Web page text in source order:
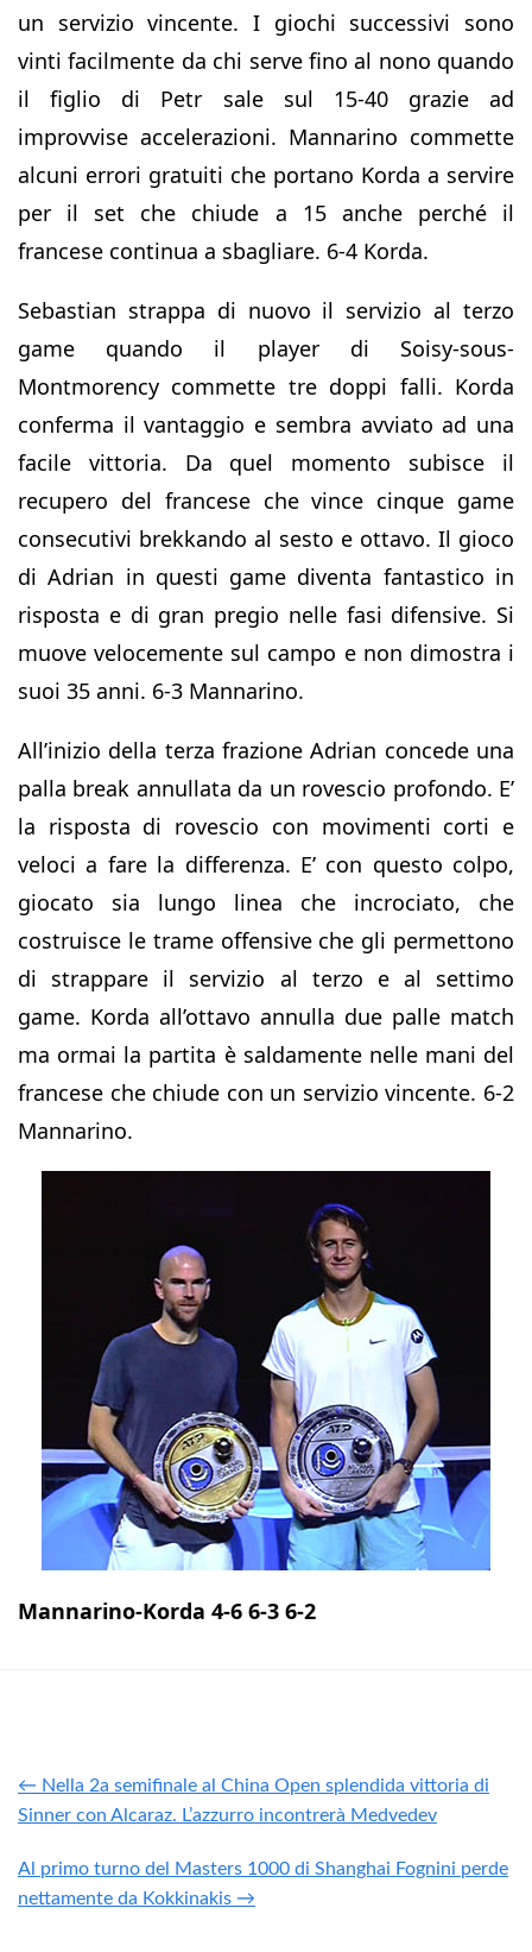
un servizio vincente. I giochi successivi sono
vinti facilmente da chi serve fino al nono quando
il figlio di Petr sale sul 15-40 grazie ad
improvvise accelerazioni. Mannarino commette
alcuni errori gratuiti che portano Korda a servire
per il set che chiude a 15 anche perché il
francese continua a sbagliare. 6-4 Korda.
Sebastian strappa di nuovo il servizio al terzo
game quando il player di Soisy-sous-
Montmorency commette tre doppi falli. Korda
conferma il vantaggio e sembra avviato ad una
facile vittoria. Da quel momento subisce il
recupero del francese che vince cinque game
consecutivi brekkando al sesto e ottavo. Il gioco
di Adrian in questi game diventa fantastico in
risposta e di gran pregio nelle fasi difensive. Si
muove velocemente sul campo e non dimostra i
suoi 35 anni. 6-3 Mannarino.
All’inizio della terza frazione Adrian concede una
palla break annullata da un rovescio profondo. E’
la risposta di rovescio con movimenti corti e
veloci a fare la differenza. E’ con questo colpo,
giocato sia lungo linea che incrociato, che
costruisce le trame offensive che gli permettono
di strappare il servizio al terzo e al settimo
game. Korda all’ottavo annulla due palle match
ma ormai la partita è saldamente nelle mani del
francese che chiude con un servizio vincente. 6-2
Mannarino.
Mannarino-Korda 4-6 6-3 6-2
← Nella 2a semifinale al China Open splendida vittoria di
Sinner con Alcaraz. L’azzurro incontrerà Medvedev
Al primo turno del Masters 1000 di Shanghai Fognini perde
nettamente da Kokkinakis →